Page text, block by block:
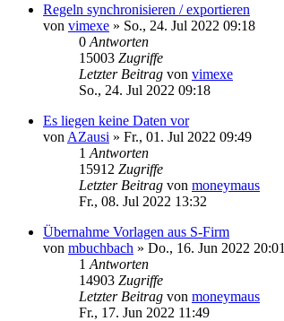
Regeln synchronisieren / exportieren
von vimexe » So., 24. Jul 2022 09:18
0 Antworten
15003 Zugriffe
Letzter Beitrag von vimexe
So., 24. Jul 2022 09:18
Es liegen keine Daten vor
von AZausi » Fr., 01. Jul 2022 09:49
1 Antworten
15912 Zugriffe
Letzter Beitrag von moneymaus
Fr., 08. Jul 2022 13:32
Übernahme Vorlagen aus S-Firm
von mbuchbach » Do., 16. Jun 2022 20:01
1 Antworten
14903 Zugriffe
Letzter Beitrag von moneymaus
Fr., 17. Jun 2022 11:49